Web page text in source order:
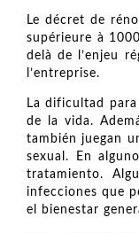
Le décret de
supérieure à
delà de l’enjeu
l’entreprise.
La dificultad
de la vida.
también juegan
sexual. En
tratamiento.
infecciones que
el bienestar